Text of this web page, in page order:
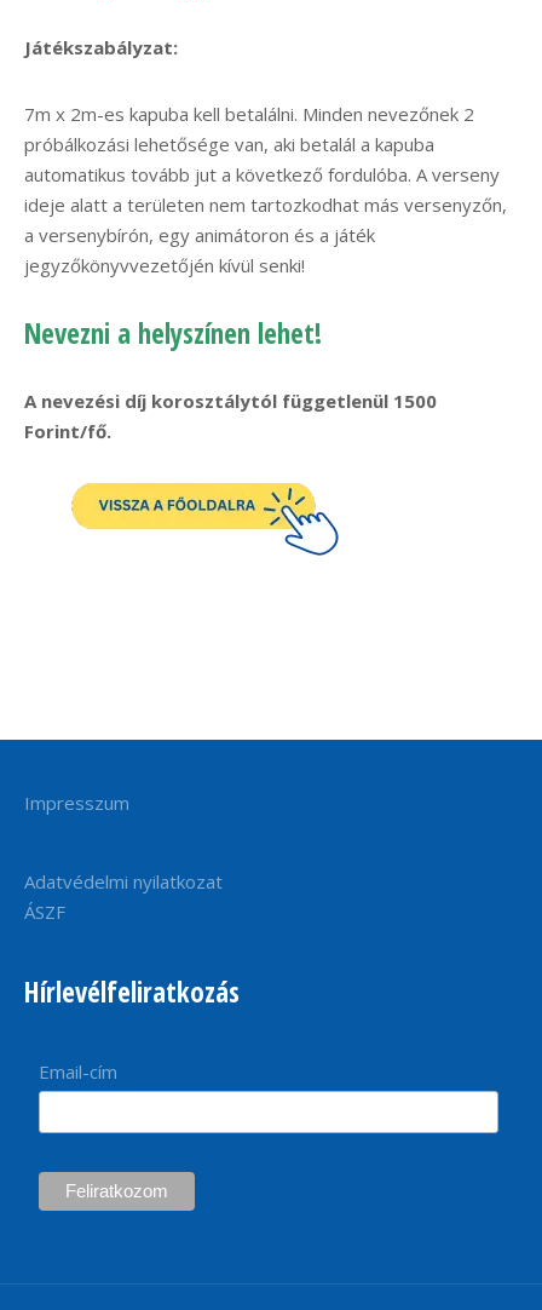
Játékszabályzat:
7m x 2m-es kapuba kell betalálni. Minden nevezőnek 2
próbálkozási lehetősége van, aki betalál a kapuba
automatikus tovább jut a következő fordulóba. A verseny
ideje alatt a területen nem tartozkodhat más versenyzőn,
a versenybírón, egy animátoron és a játék
jegyzőkönyvvezetőjén kívül senki!
Nevezni a helyszínen lehet!
A nevezési díj korosztálytól függetlenül 1500
Forint/fő.
Impresszum
Adatvédelmi nyilatkozat
ÁSZF
Hírlevélfeliratkozás
Email-cím